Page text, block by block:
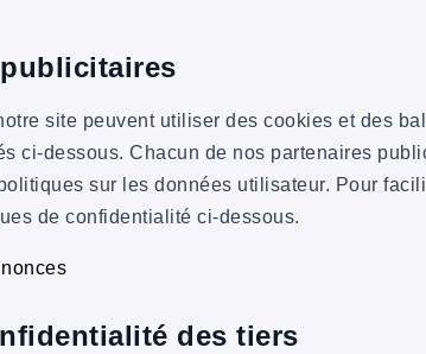
site peuvent utiliser des cookies et des
ci-dessous. Chacun de nos partenaires
sur les données utilisateur. Pour
de confidentialité ci-dessous.
des tiers